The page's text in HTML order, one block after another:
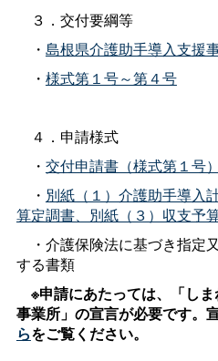
３．交付要綱等
・ 島根県介護助手導入支援
・ 様式第１号～第４号
４．申請様式
・ 交付申請書（様式第１号）
・ 別紙（１）介護助手導入
算定調書、別紙（３）収支予
・介護保険法に基づき指定
する書類
※申請にあたっては、「し
事業所」の宣言が必要です。
らをご覧ください。